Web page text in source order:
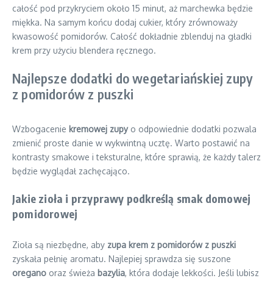
całość pod przykryciem około 15 minut, aż marchewka będzie
miękka. Na samym końcu dodaj cukier, który zrównoważy
kwasowość pomidorów. Całość dokładnie zblenduj na gładki
krem przy użyciu blendera ręcznego.
Najlepsze dodatki do wegetariańskiej zupy
z pomidorów z puszki
Wzbogacenie kremowej zupyo odpowiednie dodatki pozwala
zmienić proste danie w wykwintną ucztę. Warto postawić na
kontrasty smakowe i teksturalne, które sprawią, że każdy talerz
będzie wyglądał zachęcająco.
Jakie zioła i przyprawy podkreślą smak domowej
pomidorowej
Zioła są niezbędne, aby zupa krem z pomidorów z puszki
zyskała pełnię aromatu. Najlepiej sprawdza się suszone
oregano oraz świeża bazylia, która dodaje lekkości. Jeśli lubisz